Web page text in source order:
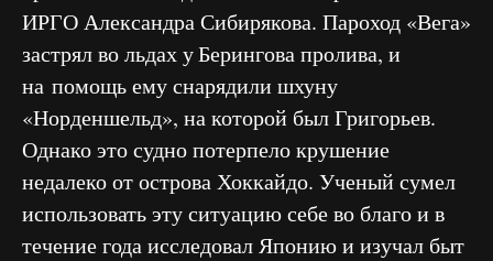
ИРГО Александра Сибирякова. Пароход «Вега»
застрял во льдах уБерингова пролива, и
на помощь ему снарядили шхуну
«Норденшельд», на которой был Григорьев.
Однако это судно потерпело крушение
недалеко от острова Хоккайдо. Ученый сумел
использовать эту ситуацию себе во благо и в
течение года исследовал Японию и изучал быт